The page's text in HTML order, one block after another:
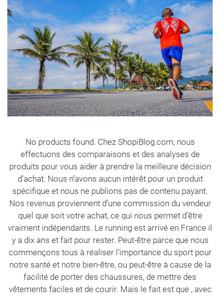
écouteurs
Bluetooth
de
sport
pour
la
course
et
la
gym
No products found. Chez ShopiBlog.com, nous
effectuons des comparaisons et des analyses de
produits pour vous aider à prendre la meilleure décision
d’achat. Nous n’avons aucun intérêt pour un produit
spécifique et nous ne publions pas de contenu payant.
Nos revenus proviennent d’une commission du vendeur
quel que soit votre achat, ce qui nous permet d’être
vraiment indépendants. Le running est arrivé en France il
y a dix ans et fait pour rester. Peut-être parce que nous
commençons tous à réaliser l’importance du sport pour
notre santé et notre bien-être, ou peut-être à cause de la
facilité de porter des chaussures, de mettre des
vêtements faciles et de courir. Mais le fait est que , avec